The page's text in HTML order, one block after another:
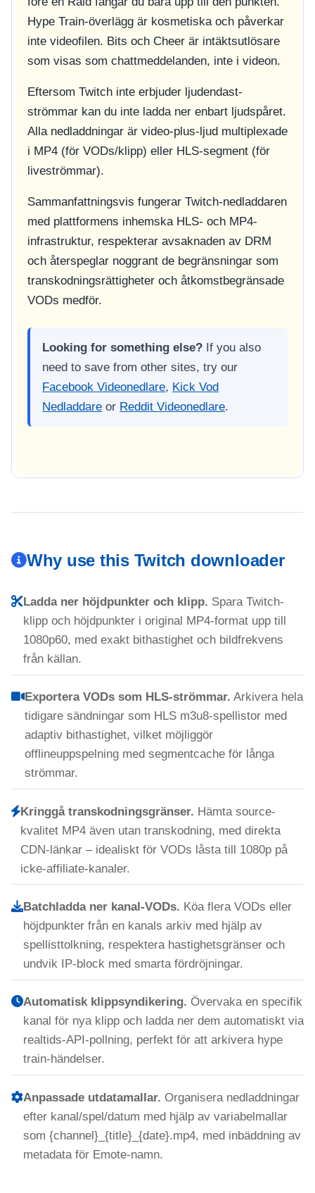
Hype Train-överlägg är kosmetiska och påverkar
inte videofilen. Bits och Cheer är intäktsutlösare
som visas som chattmeddelanden, inte i videon.
Eftersom Twitch inte erbjuder ljudendast-
strömmar kan du inte ladda ner enbart ljudspåret.
Alla nedladdningar är video-plus-ljud multiplexade
i MP4 (för VODs/klipp) eller HLS-segment (för
liveströmmar).
Sammanfattningsvis fungerar Twitch-nedladdaren
med plattformens inhemska HLS- och MP4-
infrastruktur, respekterar avsaknaden av DRM
och återspeglar noggrant de begränsningar som
transkodningsrättigheter och åtkomstbegränsade
VODs medför.
Looking for something else? If you also
need to save from other sites, try our
Facebook Videonedlare, Kick Vod
Nedladdare or Reddit Videonedlare.
Why use this Twitch downloader
Ladda ner höjdpunkter och klipp. Spara Twitch-
klipp och höjdpunkter i original MP4-format upp till
1080p60, med exakt bithastighet och bildfrekvens
från källan.
Exportera VODs som HLS-strömmar. Arkivera hela
tidigare sändningar som HLS m3u8-spellistor med
adaptiv bithastighet, vilket möjliggör
offlineuppspelning med segmentcache för långa
strömmar.
Kringgå transkodningsgränser. Hämta source-
kvalitet MP4 även utan transkodning, med direkta
CDN-länkar – idealiskt för VODs låsta till 1080p på
icke-affiliate-kanaler.
Batchladda ner kanal-VODs. Köa flera VODs eller
höjdpunkter från en kanals arkiv med hjälp av
spellisttolkning, respektera hastighetsgränser och
undvik IP-block med smarta fördröjningar.
Automatisk klippsyndikering. Övervaka en specifik
kanal för nya klipp och ladda ner dem automatiskt via
realtids-API-pollning, perfekt för att arkivera hype
train-händelser.
Anpassade utdatamallar. Organisera nedladdningar
efter kanal/spel/datum med hjälp av variabelmallar
som {channel}_{title}_{date}.mp4, med inbäddning av
metadata för Emote-namn.